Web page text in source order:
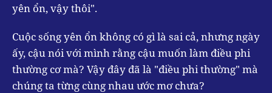
yên ổn, vậy thôi".
Cuộc sống yên ổn không có gì là sai cả, nhưng ngày
ấy, cậu nói với mình rằng cậu muốn làm điều phi
thường cơ mà? Vậy đây đã là "điều phi thường" mà
chúng ta từng cùng nhau ước mơ chưa?